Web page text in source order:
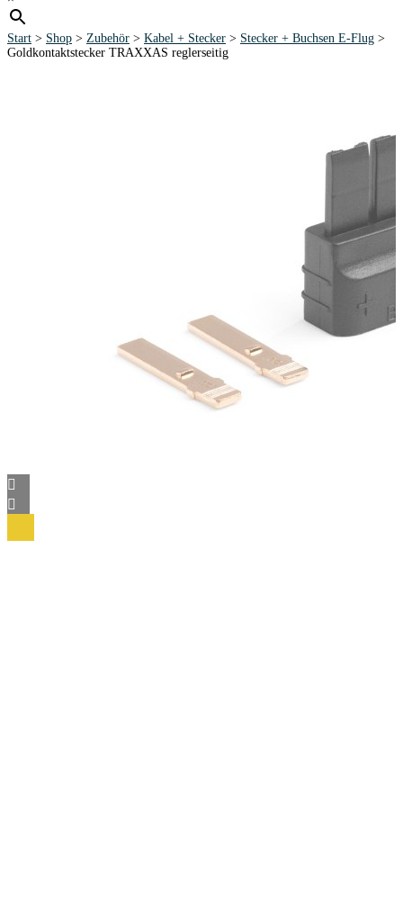
Start > Shop > Zubehör > Kabel + Stecker > Stecker + Buchsen E-Flug >
Goldkontaktstecker TRAXXAS reglerseitig